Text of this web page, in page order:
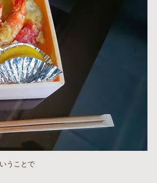
うことで